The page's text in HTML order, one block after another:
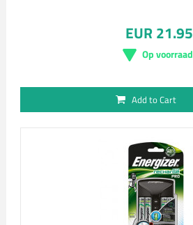
EUR 21.95
Op voorraad
Add to Cart